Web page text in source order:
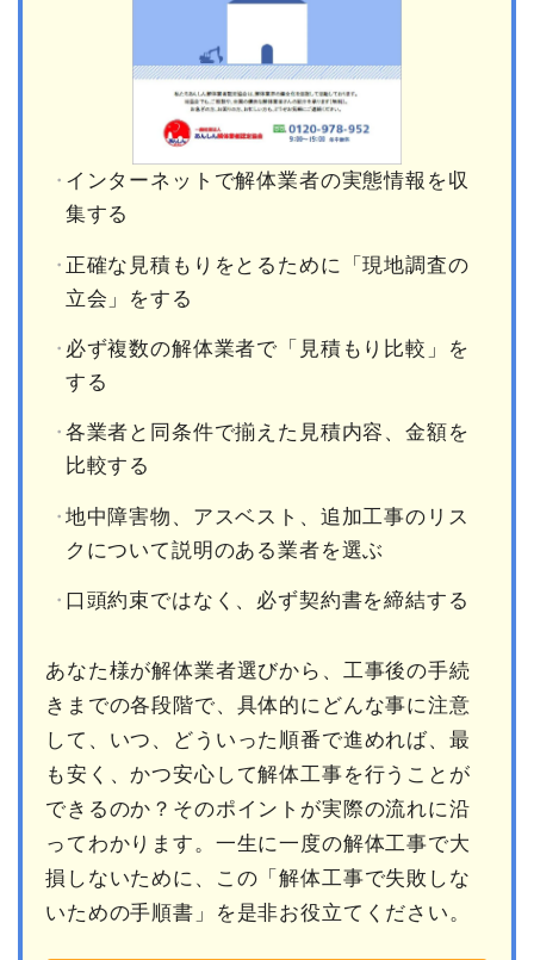
インターネットで解体業者の実態情報を収
集する
正確な見積もりをとるために「現地調査の
立会」をする
必ず複数の解体業者で「見積もり比較」を
する
各業者と同条件で揃えた見積内容、金額を
比較する
地中障害物、アスベスト、追加工事のリス
クについて説明のある業者を選ぶ
口頭約束ではなく、必ず契約書を締結する
あなた様が解体業者選びから、工事後の手続
きまでの各段階で、具体的にどんな事に注意
して、いつ、どういった順番で進めれば、最
も安く、かつ安心して解体工事を行うことが
できるのか？そのポイントが実際の流れに沿
ってわかります。一生に一度の解体工事で大
損しないために、この「解体工事で失敗しな
いための手順書」を是非お役立てください。